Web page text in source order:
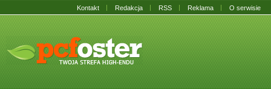
Kontakt Redakcja RSS Reklama O serwisie